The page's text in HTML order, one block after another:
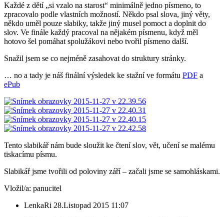
Každé z dětí „si vzalo na starost“ minimálně jedno písmeno, to
zpracovalo podle vlastních možností. Někdo psal slova, jiný věty,
někdo uměl pouze slabiky, takže jiný musel pomoct a doplnit do
slov. Ve finále každý pracoval na nějakém písmenu, když měl
hotovo šel pomáhat spolužákovi nebo tvořil písmeno další.
Snažil jsem se co nejméně zasahovat do struktury stránky.
… no a tady je náš finální výsledek ke stažní ve formátu PDF a
ePub
Tento slabikář nám bude sloužit ke čtení slov, vět, učení se malému
tiskacímu písmu.
Slabikář jsme tvořili od poloviny září – začali jsme se samohláskami.
Vložil/a: panucitel
LenkaRi 28.Listopad 2015 11:07